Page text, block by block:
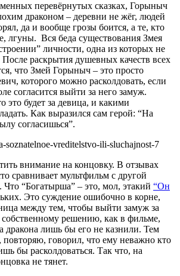
перевёрнутых сказках, Горыныч
драконом – деревни не жёг, людей
да и вообще грозы боится, а те, кто
лгуны. Вся беда существования Змея
личности, одна из которых не
раскрытия душевных качеств всех
что Змей Горыныч – это просто
которого можно расколдовать, если
согласится выйти за него замуж.
это будет за девица, и какими
Как выразился сам герой: “На
согласишься”.
внимание на концовку. В отзывах
сравнивает мультфильм с другой
Что “Богатырша” – это, мол, этакий “Он
Это суждение ошибочно в корне,
между тем, чтобы выйти замуж за
решению, как в фильме,
дракона лишь бы его не казнили. Тем
говорил, что ему неважно кто
бы расколдоваться. Так что, на
не тянет.